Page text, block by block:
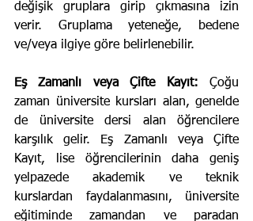
değişik gruplara girip çıkmasına izin
verir. Gruplama yeteneğe, bedene
ve/veya ilgiye göre belirlenebilir.
Eş Zamanlı veya Çifte Kayıt: Çoğu
zaman üniversite kursları alan, genelde
de üniversite dersi alan öğrencilere
karşılık gelir. Eş Zamanlı veya Çifte
Kayıt, lise öğrencilerinin daha geniş
yelpazede akademik ve teknik
kurslardan faydalanmasını, üniversite
eğitiminde zamandan ve paradan